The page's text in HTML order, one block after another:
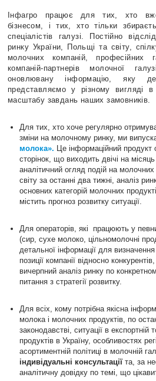
Інфагро працює для тих, хто
бізнесом, і тих, хто тільки
спеціалістів галузі. Постійно
ринку України, Польщі та світу,
молочних компаній, професійних
компаній-партнерів молочної
оновлювану інформацію, яку
представляємо у різному вигляді
масштабу завдань наших замовників.
Для тих, хто хоче регулярно
зміни на молочному ринку, ми
молока». Це інформаційний продукт
сторінок, що виходить двічі на
аналітичний огляд подій на
світу за останні два тижні, аналіз
основних категорій молочних
містить прогноз розвитку ситуації.
Для операторів, які працюють у
(сир, сухе молоко, цільномолочні
детальної інформації для визначення
позиції компанії відносно
вичерпний аналіз ринку по
питання з стратегії розвитку.
Для всіх, кому потрібна якісна
молока і молочних продуктів, по
законодавстві, ситуації в експортній
продуктів в Україну, особливостях
асортиментній політиці в молочній
індивідуальні консультації та, за
аналітичну довідку по темі, що